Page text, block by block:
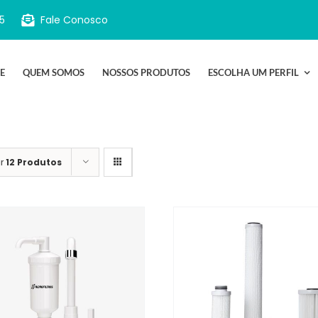
Fale Conosco
QUEM SOMOS NOSSOS PRODUTOS ESCOLHA UM PERFIL
12 Produtos